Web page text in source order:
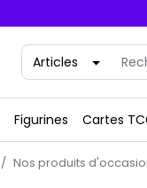
Figurines Cartes
Nos produits